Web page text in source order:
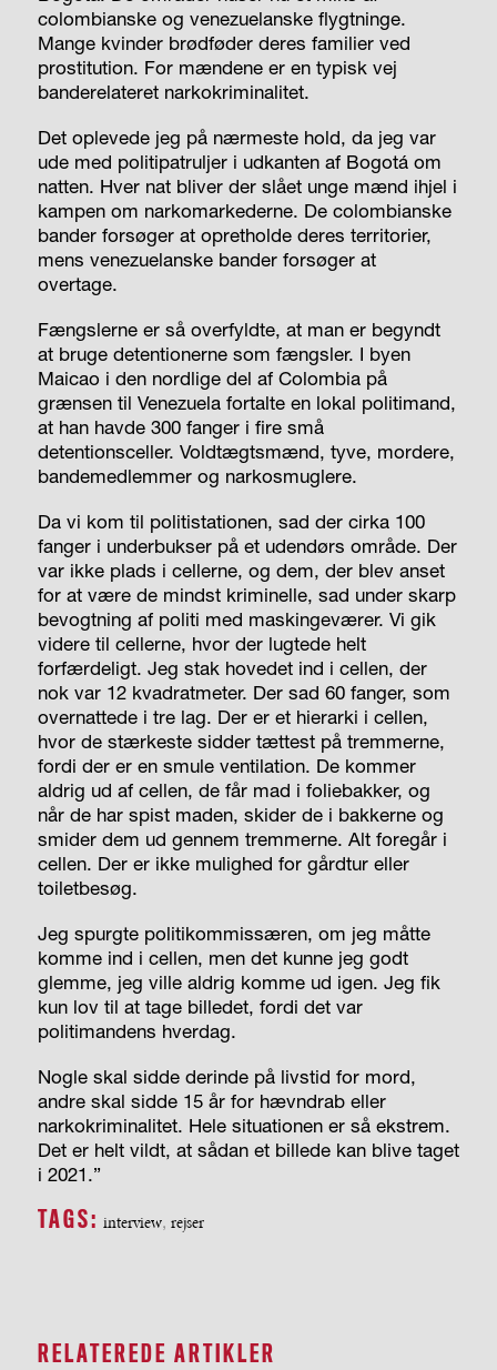
colombianske og venezuelanske flygtninge.
Mange kvinder brødføder deres familier ved
prostitution. For mændene er en typisk vej
banderelateret narkokriminalitet.
Det oplevede jeg på nærmeste hold, da jeg var
ude med politipatruljer i udkanten af Bogotá om
natten. Hver nat bliver der slået unge mænd ihjel i
kampen om narkomarkederne. De colombianske
bander forsøger at opretholde deres territorier,
mens venezue­lanske bander forsøger at
overtage.
Fængslerne er så overfyldte, at man er begyndt
at bruge detentionerne som fængsler. I byen
Maicao i den nordlige del af Colombia på
grænsen til Venezuela fortalte en lokal politimand,
at han havde 300 fanger i fire små
detentionsceller. Voldtægtsmænd, tyve, mordere,
bandemedlemmer og narkosmuglere.
Da vi kom til politistationen, sad der cirka 100
fanger i underbukser på et udendørs område. Der
var ikke plads i cellerne, og dem, der blev anset
for at være de mindst kriminelle, sad under skarp
bevogtning af politi med maskingeværer. Vi gik
videre til cellerne, hvor der lugtede helt
forfærdeligt. Jeg stak hovedet ind i cellen, der
nok var 12 kvadratmeter. Der sad 60 fanger, som
overnattede i tre lag. Der er et hierarki i cellen,
hvor de stærkeste sidder tættest på tremmerne,
fordi der er en smule ventilation. De kommer
aldrig ud af cellen, de får mad i foliebakker, og
når de har spist maden, skider de i bakkerne og
smider dem ud gennem tremmerne. Alt foregår i
cellen. Der er ikke mulighed for gårdtur eller
toiletbesøg.
Jeg spurgte politikommissæren, om jeg måtte
komme ind i cellen, men det kunne jeg godt
glemme, jeg ville aldrig komme ud igen. Jeg fik
kun lov til at tage billedet, fordi det var
politimandens hverdag.
Nogle skal sidde derinde på livstid for mord,
andre skal sidde 15 år for hævndrab eller
narkokriminalitet. Hele situationen er så ekstrem.
Det er helt vildt, at sådan et billede kan blive taget
i 2021.”
TAGS: interview, rejser
RELATEREDE ARTIKLER